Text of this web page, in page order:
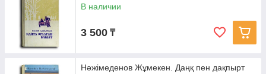
В наличии
3 500 ₸
Нәжімеденов Жұмекен. Даңқ пен дақпырт